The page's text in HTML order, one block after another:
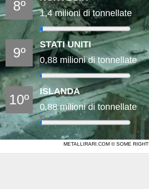
8º
1,4 milioni di tonnellate
9º
STATI UNITI
0,88 milioni di tonnellate
10º
ISLANDA
0,88 milioni di tonnellate
METALLIRARI.COM © SOME